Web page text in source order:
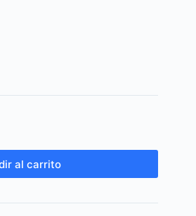
al carrito